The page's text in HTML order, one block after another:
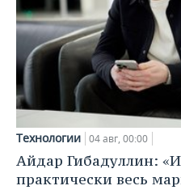
Технологии 04 авг, 00:00
Айдар Гибадуллин:
практически весь